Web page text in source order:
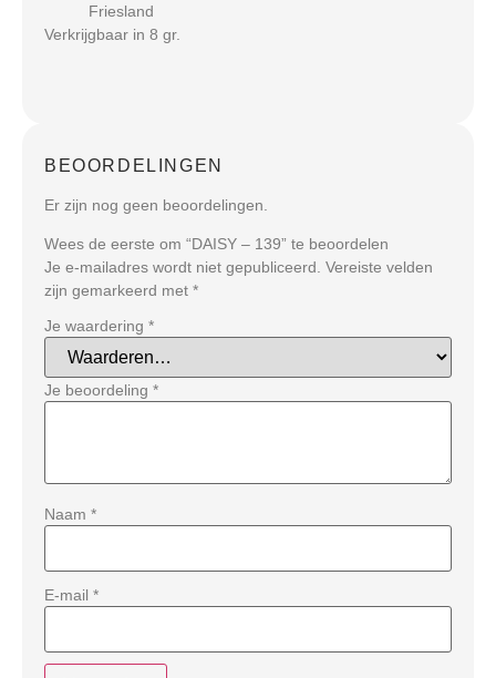
Friesland
Verkrijgbaar in 8 gr.
BEOORDELINGEN
Er zijn nog geen beoordelingen.
Wees de eerste om “DAISY – 139” te beoordelen
Je e-mailadres wordt niet gepubliceerd. Vereiste velden
zijn gemarkeerd met *
Je waardering *
Je beoordeling *
Naam *
E-mail *